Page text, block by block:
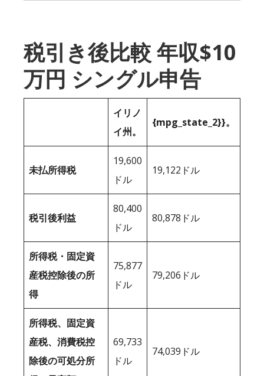
税引き後比較 年収$10
万円 シングル申告
イリノ
イ州。
{mpg_state_2}}。
未払所得税
19,600
ドル
19,122ドル
税引後利益
80,400
ドル
80,878ドル
所得税・固定資
産税控除後の所
得
75,877
ドル
79,206ドル
所得税、固定資
産税、消費税控
除後の可処分所
69,733
ドル
74,039ドル